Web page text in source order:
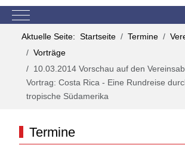
Mobile Menu Toggle
Aktuelle Seite: Startseite Termine
Vorträge
10.03.2014 Vorschau auf den
Vortrag: Costa Rica - Eine Rundreise
tropische Südamerika
Termine